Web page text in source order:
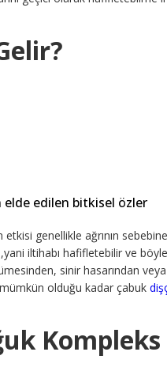
elde edilen bitkisel özler
etkisi genellikle ağrının
iltihabı hafifletebilir ve
sinir hasarından
mümkün olduğu kadar çabuk
Kompleks